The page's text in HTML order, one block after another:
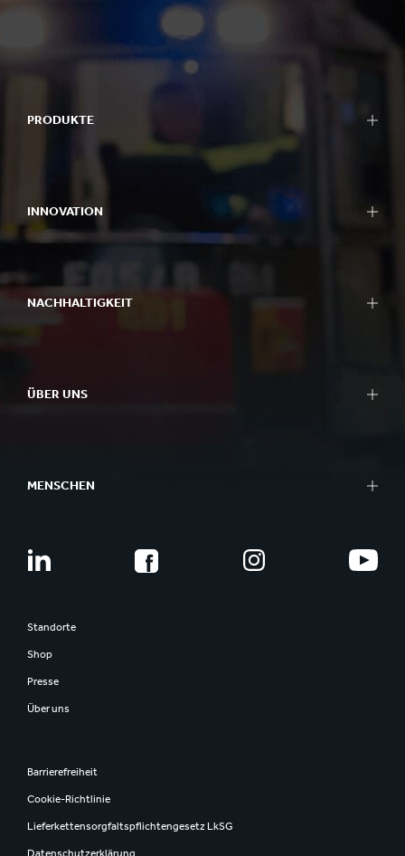
PRODUKTE
INNOVATION
NACHHALTIGKEIT
ÜBER UNS
MENSCHEN
Standorte
Shop
Presse
Über uns
Barrierefreiheit
Cookie-Richtlinie
Lieferkettensorgfaltspflichtengesetz LkSG